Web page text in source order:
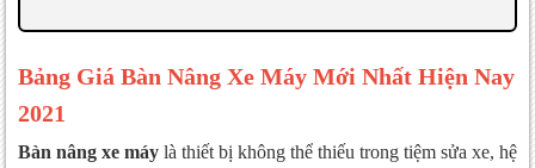
Bảng Giá Bàn Nâng Xe Máy Mới Nhất Hiện Nay
2021
Bàn nâng xe máy là thiết bị không thể thiếu trong tiệm sửa xe, hệ